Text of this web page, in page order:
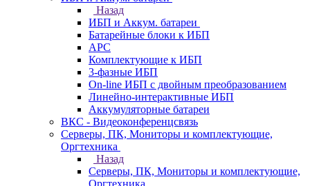
Назад
ИБП и Аккум. батареи
Батарейные блоки к ИБП
APC
Комплектующие к ИБП
3-фазные ИБП
On-line ИБП с двойным преобразованием
Линейно-интерактивные ИБП
Аккумуляторные батареи
ВКС - Видеоконференцсвязь
Серверы, ПК, Мониторы и комплектующие,
Оргтехника
Назад
Серверы, ПК, Мониторы и комплектующие,
Оргтехника